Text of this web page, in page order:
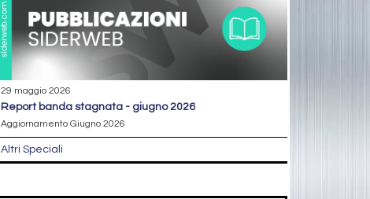
29 maggio 2026
report banda stagnata - giugno 2026
Aggiornamento Giugno 2026
Altri Speciali